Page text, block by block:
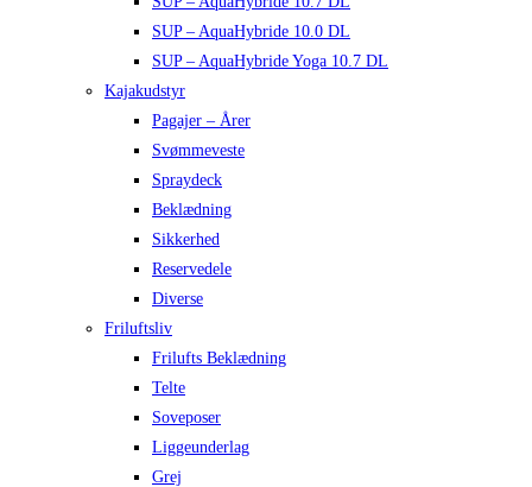
SUP – AquaHybride 10.0 DL
SUP – AquaHybride Yoga 10.7 DL
Kajakudstyr
Pagajer – Årer
Svømmeveste
Spraydeck
Beklædning
Sikkerhed
Reservedele
Diverse
Friluftsliv
Frilufts Beklædning
Telte
Soveposer
Liggeunderlag
Grej